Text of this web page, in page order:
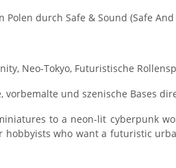
Polen durch Safe & Sound (Safe
Neo-Tokyo, Futuristische
vorbemalte und szenische Bases
to a neon-lit cyberpunk
hobbyists who want a futuristic